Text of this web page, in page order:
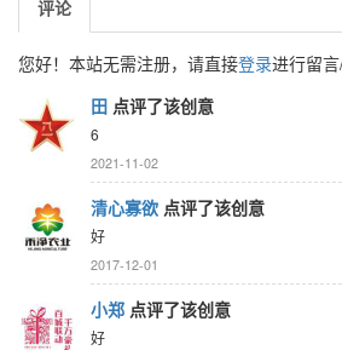
评论
您好！本站无需注册，请直接登录进行留言
田 点评了该创意
6
2021-11-02
清心寡欲 点评了该创意
好
2017-12-01
小郑 点评了该创意
好